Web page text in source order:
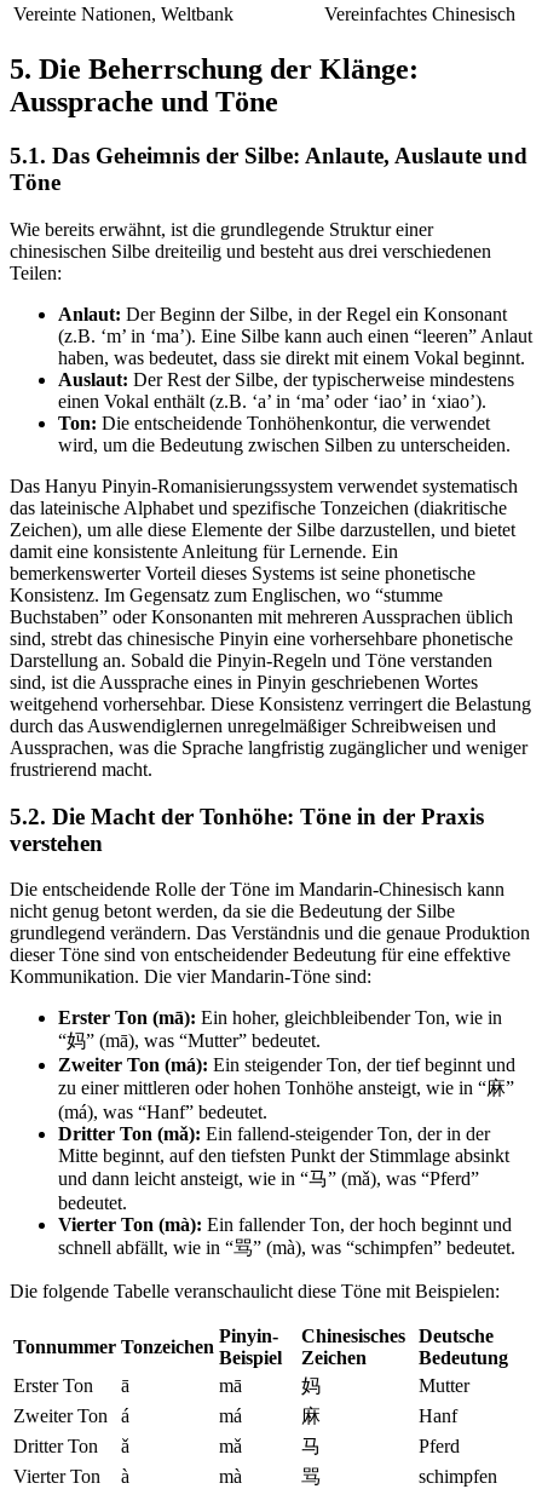
Vereinte Nationen, Weltbank
Vereinfachtes Chinesisch
5. Die Beherrschung der Klänge:
Aussprache und Töne
5.1. Das Geheimnis der Silbe: Anlaute, Auslaute und
Töne
Wie bereits erwähnt, ist die grundlegende Struktur einer
chinesischen Silbe dreiteilig und besteht aus drei verschiedenen
Teilen:
Anlaut: Der Beginn der Silbe, in der Regel ein Konsonant
(z.B. ‘m’ in ‘ma’). Eine Silbe kann auch einen “leeren” Anlaut
haben, was bedeutet, dass sie direkt mit einem Vokal beginnt.
Auslaut: Der Rest der Silbe, der typischerweise mindestens
einen Vokal enthält (z.B. ‘a’ in ‘ma’ oder ‘iao’ in ‘xiao’).
Ton: Die entscheidende Tonhöhenkontur, die verwendet
wird, um die Bedeutung zwischen Silben zu unterscheiden.
Das Hanyu Pinyin-Romanisierungssystem verwendet systematisch
das lateinische Alphabet und spezifische Tonzeichen (diakritische
Zeichen), um alle diese Elemente der Silbe darzustellen, und bietet
damit eine konsistente Anleitung für Lernende. Ein
bemerkenswerter Vorteil dieses Systems ist seine phonetische
Konsistenz. Im Gegensatz zum Englischen, wo “stumme
Buchstaben” oder Konsonanten mit mehreren Aussprachen üblich
sind, strebt das chinesische Pinyin eine vorhersehbare phonetische
Darstellung an. Sobald die Pinyin-Regeln und Töne verstanden
sind, ist die Aussprache eines in Pinyin geschriebenen Wortes
weitgehend vorhersehbar. Diese Konsistenz verringert die Belastung
durch das Auswendiglernen unregelmäßiger Schreibweisen und
Aussprachen, was die Sprache langfristig zugänglicher und weniger
frustrierend macht.
5.2. Die Macht der Tonhöhe: Töne in der Praxis
verstehen
Die entscheidende Rolle der Töne im Mandarin-Chinesisch kann
nicht genug betont werden, da sie die Bedeutung der Silbe
grundlegend verändern. Das Verständnis und die genaue Produktion
dieser Töne sind von entscheidender Bedeutung für eine effektive
Kommunikation. Die vier Mandarin-Töne sind:
Erster Ton (mā): Ein hoher, gleichbleibender Ton, wie in
“妈” (mā), was “Mutter” bedeutet.
Zweiter Ton (má): Ein steigender Ton, der tief beginnt und
zu einer mittleren oder hohen Tonhöhe ansteigt, wie in “麻”
(má), was “Hanf” bedeutet.
Dritter Ton (mǎ): Ein fallend-steigender Ton, der in der
Mitte beginnt, auf den tiefsten Punkt der Stimmlage absinkt
und dann leicht ansteigt, wie in “马” (mǎ), was “Pferd”
bedeutet.
Vierter Ton (mà): Ein fallender Ton, der hoch beginnt und
schnell abfällt, wie in “骂” (mà), was “schimpfen” bedeutet.
Die folgende Tabelle veranschaulicht diese Töne mit Beispielen:
Tonnummer Tonzeichen
Pinyin-
Beispiel
Chinesisches
Zeichen
Deutsche
Bedeutung
Erster Ton
ā mā 妈
Mutter
Zweiter Ton
á má 麻
Hanf
Dritter Ton
ǎ mǎ 马
Pferd
Vierter Ton
à mà 骂 schimpfen